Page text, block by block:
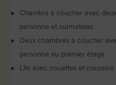
Chambre à coucher avec
personne et surmatelas
Deux chambres à coucher
personne au premier étage
Lits avec couettes et coussins